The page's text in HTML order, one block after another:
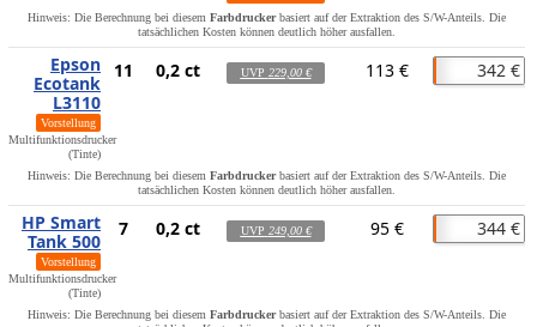
Hinweis: Die Berechnung bei diesem Farbdruckerbasiert auf der Extraktion des S/W-Anteils. Die
tatsächlichen Kosten können deutlich höher ausfallen.
Epson
Ecotank
L3110
Vorstellung
Multifunktionsdrucker
(Tinte)
11 0,2 ct UVP 229,00 € 113 € 342 €
Hinweis: Die Berechnung bei diesem Farbdruckerbasiert auf der Extraktion des S/W-Anteils. Die
tatsächlichen Kosten können deutlich höher ausfallen.
HP Smart
Tank 500
Vorstellung
Multifunktionsdrucker
(Tinte)
7 0,2 ct UVP 249,00 € 95 € 344 €
Hinweis: Die Berechnung bei diesem Farbdruckerbasiert auf der Extraktion des S/W-Anteils. Die